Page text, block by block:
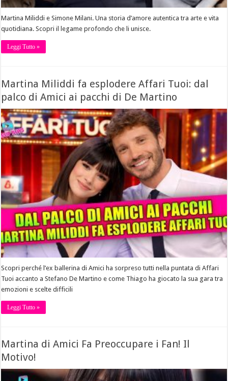
Martina Miliddi e Simone Milani. Una storia d’amore autentica tra arte e vita
quotidiana. Scopri il legame profondo che li unisce.
Leggi Tutto »
Martina Miliddi fa esplodere Affari Tuoi: dal
palco di Amici ai pacchi di De Martino
Scopri perché l’ex ballerina di Amici ha sorpreso tutti nella puntata di Affari
Tuoi accanto a Stefano De Martino e come Thiago ha giocato la sua gara tra
emozioni e scelte difficili
Leggi Tutto »
Martina di Amici Fa Preoccupare i Fan! Il
Motivo!